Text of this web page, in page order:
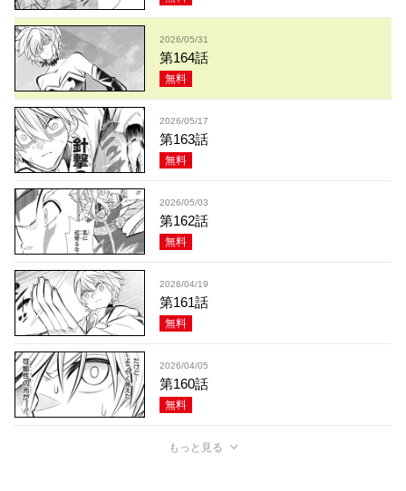
2026/05/31
第164話
無料
2026/05/17
第163話
無料
2026/05/03
第162話
無料
2026/04/19
第161話
無料
2026/04/05
第160話
無料
もっと見る